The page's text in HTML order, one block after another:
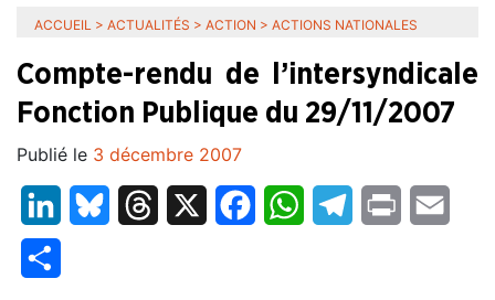
ACCUEIL > ACTUALITÉS > ACTION > ACTIONS NATIONALES
Compte-rendu de l’intersyndicale
Fonction Publique du 29/11/2007
Publié le 3 décembre 2007
LinkedInBluesky Threads FacebookWhatsAppTelegram
Print